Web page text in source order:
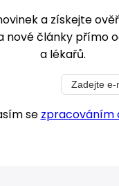
a získejte
nové články přímo
a lékařů.
se zpracováním